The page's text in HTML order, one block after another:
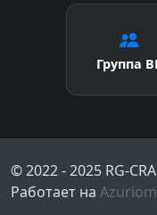
Группа
© 2022 - 2025 RG-
Работает на Azuriom